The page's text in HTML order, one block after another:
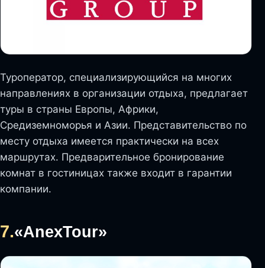
Туроператор, специализирующийся на многих
направлениях в организации отдыха, предлагает
туры в страны Европы, Африки,
Средиземноморья и Азии. Представительство по
месту отдыха имеется практически на всех
маршрутах. Предварительное бронирование
комнат в гостиницах также входит в гарантии
компании.
7.«AnexTour»